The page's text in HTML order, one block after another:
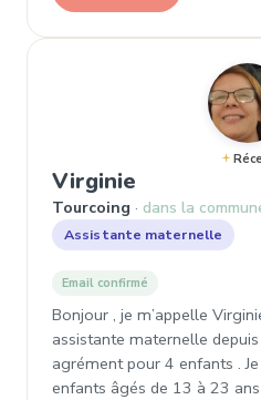
Virginie
Tourcoing dans la
Assistante maternelle
Email confirmé
Bonjour , je m’appelle
assistante maternelle depuis
agrément pour 4 enfants .
enfants âgés de 13 à 23 ans